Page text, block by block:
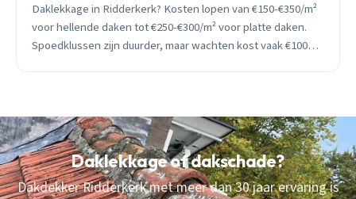
Daklekkage in Ridderkerk? Kosten lopen van €150-€350/m²
voor hellende daken tot €250-€300/m² voor platte daken.
Spoedklussen zijn duurder, maar wachten kost vaak €1000+
Daklekkage of dakschade?
Dakdekker Ridderkerk met meer dan 30 jaar ervaring is